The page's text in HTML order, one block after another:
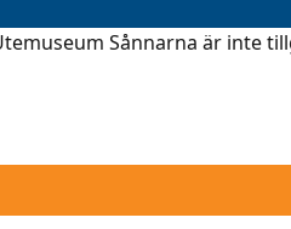
Sånnarna är inte